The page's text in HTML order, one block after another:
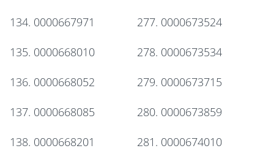
134. 0000667971
135. 0000668010
136. 0000668052
137. 0000668085
138. 0000668201
277. 0000673524
278. 0000673534
279. 0000673715
280. 0000673859
281. 0000674010